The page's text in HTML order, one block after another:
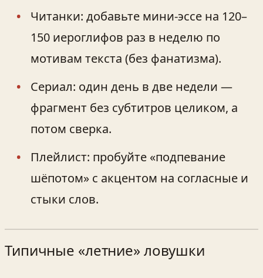
Читанки: добавьте мини‑эссе на 120–
150 иероглифов раз в неделю по
мотивам текста (без фанатизма).
Сериал: один день в две недели —
фрагмент без субтитров целиком, а
потом сверка.
Плейлист: пробуйте «подпевание
шёпотом» с акцентом на согласные и
стыки слов.
Типичные «летние» ловушки